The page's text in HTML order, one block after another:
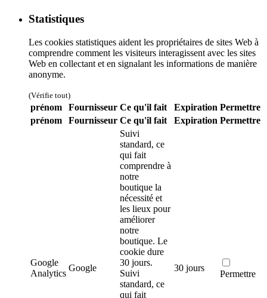
Statistiques
Les cookies statistiques aident les propriétaires de sites Web à
comprendre comment les visiteurs interagissent avec les sites
Web en collectant et en signalant les informations de manière
anonyme.
(Vérifie tout)
prénom Fournisseur Ce qu'il fait Expiration Permettre
prénom
Fournisseur Ce qu'il fait Expiration Permettre
Google
Analytics
Google
Suivi
standard, ce
qui fait
comprendre à
notre
boutique la
nécessité et
les lieux pour
améliorer
notre
boutique. Le
cookie dure
30 jours.
Suivi
standard, ce
qui fait
30 jours
Permettre